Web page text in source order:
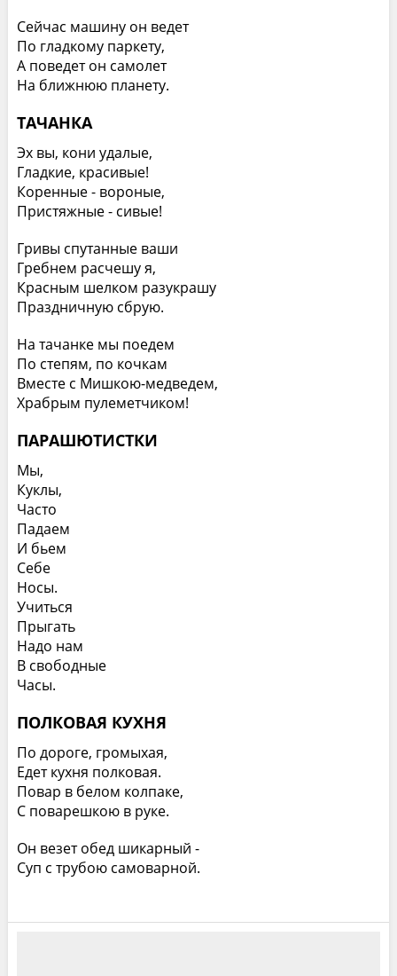
Сейчас машину он ведет
По гладкому паркету,
А поведет он самолет
На ближнюю планету.
ТАЧАНКА
Эх вы, кони удалые,
Гладкие, красивые!
Коренные - вороные,
Пристяжные - сивые!
Гривы спутанные ваши
Гребнем расчешу я,
Красным шелком разукрашу
Праздничную сбрую.
На тачанке мы поедем
По степям, по кочкам
Вместе с Мишкою-медведем,
Храбрым пулеметчиком!
ПАРАШЮТИСТКИ
Мы,
Куклы,
Часто
Падаем
И бьем
Себе
Носы.
Учиться
Прыгать
Надо нам
В свободные
Часы.
ПОЛКОВАЯ КУХНЯ
По дороге, громыхая,
Едет кухня полковая.
Повар в белом колпаке,
С поварешкою в руке.
Он везет обед шикарный -
Суп с трубою самоварной.